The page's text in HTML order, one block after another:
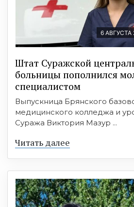
6 АВГУСТА
Штат Суражской
больницы пополнился
специалистом
Выпускница Брянского
медицинского колледжа и
Суража Виктория Мазур ...
Читать далее